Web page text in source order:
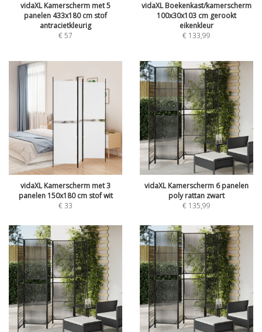
vidaXL Kamerscherm met 5
panelen 433x180 cm stof
antracietkleurig
€57
vidaXL Boekenkast/kamerscherm
100x30x103 cm gerookt
eikenkleur
€ 133,99
vidaXL Kamerscherm met 3
panelen 150x180 cm stof wit
€33
vidaXL Kamerscherm 6 panelen
poly rattan zwart
€ 135,99